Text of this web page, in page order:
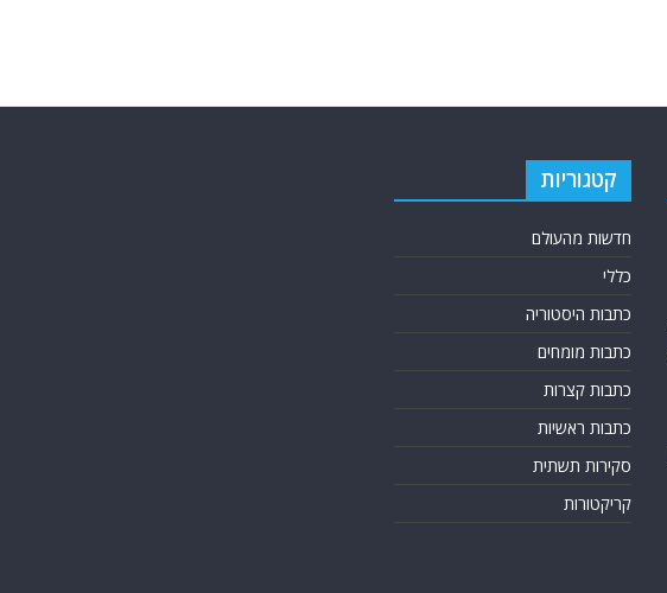
קטגוריות
חדשות מהעולם
כללי
כתבות היסטוריה
כתבות מומחים
כתבות קצרות
כתבות ראשיות
סקירות תשתית
קריקטורות